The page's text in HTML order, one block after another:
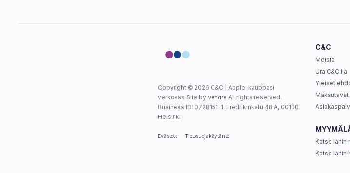
Copyright © 2026 C&C | Apple-kauppasi
verkossa Site by Vendre All rights reserved.
Business ID: 0728151-1, Fredrikinkatu 48 A, 00100
Helsinki
Evästeet Tietosuojakäytäntö
C&C
Meistä
Ura C&C:llä
Yleiset
Maksutavat
Katso lähin
Katso lähin